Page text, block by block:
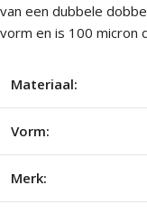
van een dubbele
vorm en is 100 micron
Materiaal:
Vorm:
Merk: